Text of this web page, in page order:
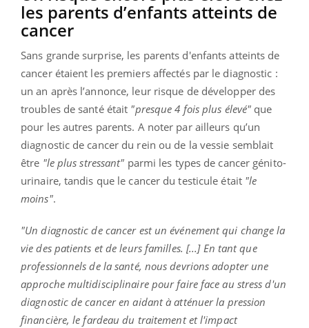
les parents d’enfants atteints de
cancer
Sans grande surprise, les parents d'enfants atteints de
cancer étaient les premiers affectés par le diagnostic :
un an après l’annonce, leur risque de développer des
troubles de santé était "presque 4 fois plus élevé" que
pour les autres parents. A noter par ailleurs qu’un
diagnostic de cancer du rein ou de la vessie semblait
être "le plus stressant" parmi les types de cancer génito-
urinaire, tandis que le cancer du testicule était "le
moins".
"Un diagnostic de cancer est un événement qui change la
vie des patients et de leurs familles. [...] En tant que
professionnels de la santé, nous devrions adopter une
approche multidisciplinaire pour faire face au stress d'un
diagnostic de cancer en aidant à atténuer la pression
financière, le fardeau du traitement et l'impact